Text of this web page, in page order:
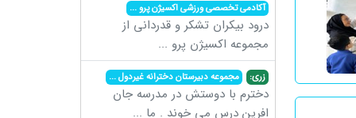
آکادمی تخصصی ورزشی اکسیژن پرو...
درود بیکران تشکر و قدردانی از
مجموعه اکسیژن پرو ...
زری: مجموعه دبیرستان دخترانه غیردول...
دخترم با دوستش در مدرسه جان
افرین درس می خوند . ما ...